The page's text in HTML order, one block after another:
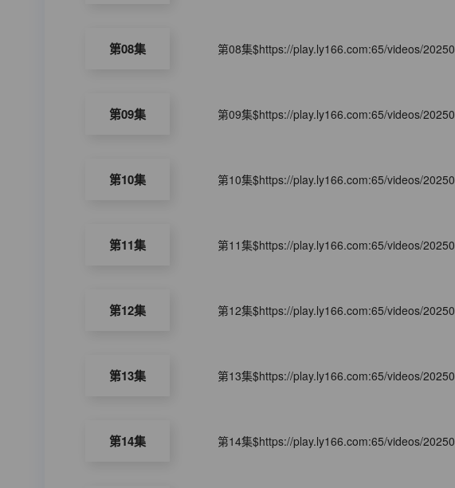
第08集 第08集$https://play.ly166.com:65/videos/
第09集 第09集$https://play.ly166.com:65/videos/
第10集 第10集$https://play.ly166.com:65/videos/
第11集 第11集$https://play.ly166.com:65/videos/
第12集 第12集$https://play.ly166.com:65/videos/
第13集 第13集$https://play.ly166.com:65/videos/
第14集 第14集$https://play.ly166.com:65/videos/